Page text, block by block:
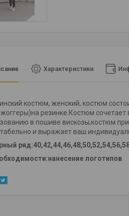
Характеристики
костюм, женский, костюм
резинке.Костюм сочетает
в пошиве вискозы,костюм
и выражает ваш
логотипов